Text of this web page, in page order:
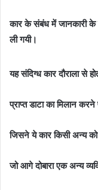
कार के संबंध में जानकारी के
ली गयी।
यह संदिग्ध कार दौराला से
प्राप्त डाटा का मिलान
जिसने ये कार किसी अन्य को
जो आगे दोबारा एक अन्य